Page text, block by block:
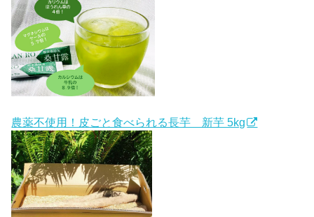
農薬不使用！皮ごと食べられる長芋 新芋 5kg